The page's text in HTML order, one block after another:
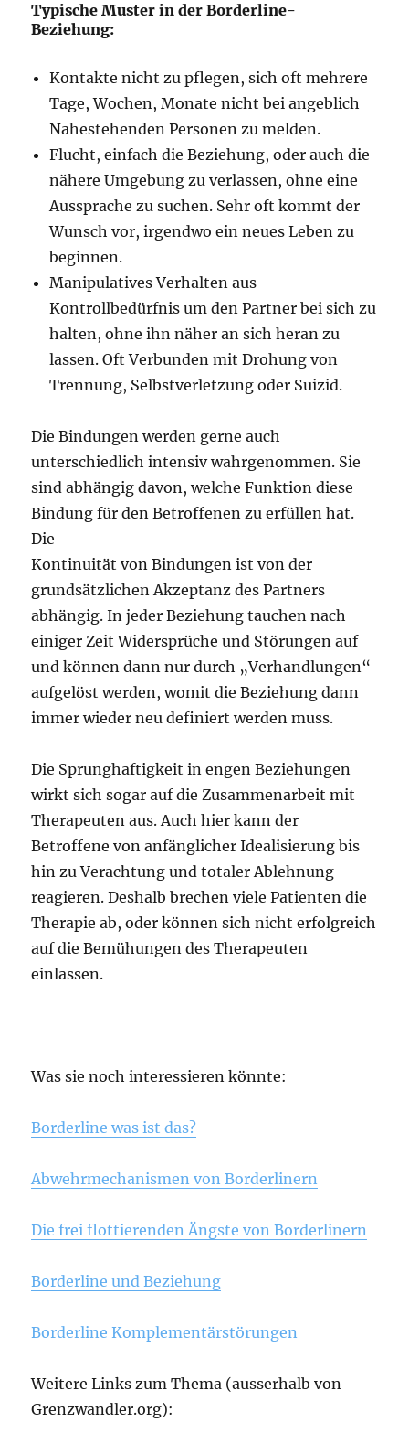
Typische Muster in der Borderline-
Beziehung:
Kontakte nicht zu pflegen, sich oft mehrere
Tage, Wochen, Monate nicht bei angeblich
Nahestehenden Personen zu melden.
Flucht, einfach die Beziehung, oder auch die
nähere Umgebung zu verlassen, ohne eine
Aussprache zu suchen. Sehr oft kommt der
Wunsch vor, irgendwo ein neues Leben zu
beginnen.
Manipulatives Verhalten aus
Kontrollbedürfnis um den Partner bei sich zu
halten, ohne ihn näher an sich heran zu
lassen. Oft Verbunden mit Drohung von
Trennung, Selbstverletzung oder Suizid.
Die Bindungen werden gerne auch
unterschiedlich intensiv wahrgenommen. Sie
sind abhängig davon, welche Funktion diese
Bindung für den Betroffenen zu erfüllen hat.
Die
Kontinuität von Bindungen ist von der
grundsätzlichen Akzeptanz des Partners
abhängig. In jeder Beziehung tauchen nach
einiger Zeit Widersprüche und Störungen auf
und können dann nur durch „Verhandlungen“
aufgelöst werden, womit die Beziehung dann
immer wieder neu definiert werden muss.
Die Sprunghaftigkeit in engen Beziehungen
wirkt sich sogar auf die Zusammenarbeit mit
Therapeuten aus. Auch hier kann der
Betroffene von anfänglicher Idealisierung bis
hin zu Verachtung und totaler Ablehnung
reagieren. Deshalb brechen viele Patienten die
Therapie ab, oder können sich nicht erfolgreich
auf die Bemühungen des Therapeuten
einlassen.
Was sie noch interessieren könnte:
Borderline was ist das?
Abwehrmechanismen von Borderlinern
Die frei flottierenden Ängste von Borderlinern
Borderline und Beziehung
Borderline Komplementärstörungen
Weitere Links zum Thema (ausserhalb von
Grenzwandler.org):